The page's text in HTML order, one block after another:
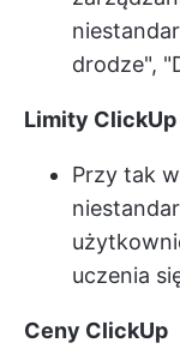
drodze",
Limity ClickUp
Przy tak
uczenia
Ceny ClickUp